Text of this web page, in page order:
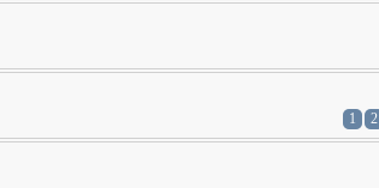
1 2